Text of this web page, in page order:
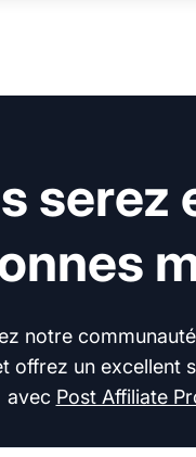
serez
notre
offrez un excellent
avec Post Affiliate